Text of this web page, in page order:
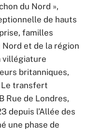
du Nord »,
de hauts
familles
et de la région
villégiature
britanniques,
transfert
Rue de Londres,
depuis l’Allée des
une phase de